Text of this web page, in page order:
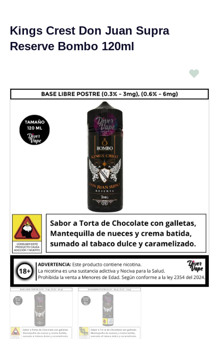
Kings Crest Don Juan Supra
Reserve Bombo 120ml